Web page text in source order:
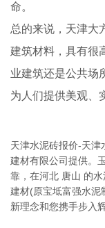
命。
总的来说，天津大
建筑材料，具有很
业建筑还是公共场
为人们提供美观、
天津水泥砖报价-天津
建材有限公司提供。
靠，在河北 唐山 的
建材(原宝坻富强水泥
新理念和您携手步入